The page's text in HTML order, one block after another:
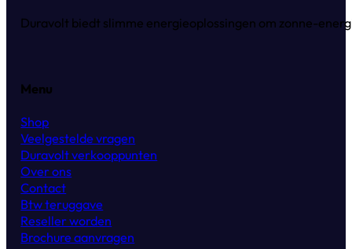
Duravolt biedt slimme energieoplossingen om zonne-
Menu
Shop
Veelgestelde vragen
Duravolt verkooppunten
Over ons
Contact
Btw teruggave
Reseller worden
Brochure aanvragen